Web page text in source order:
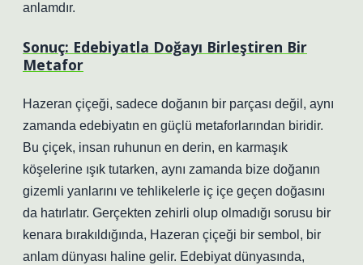
anlamdır.
Sonuç: Edebiyatla Doğayı Birleştiren Bir
Metafor
Hazeran çiçeği, sadece doğanın bir parçası değil, aynı
zamanda edebiyatın en güçlü metaforlarından biridir.
Bu çiçek, insan ruhunun en derin, en karmaşık
köşelerine ışık tutarken, aynı zamanda bize doğanın
gizemli yanlarını ve tehlikelerle iç içe geçen doğasını
da hatırlatır. Gerçekten zehirli olup olmadığı sorusu bir
kenara bırakıldığında, Hazeran çiçeği bir sembol, bir
anlam dünyası haline gelir. Edebiyat dünyasında,